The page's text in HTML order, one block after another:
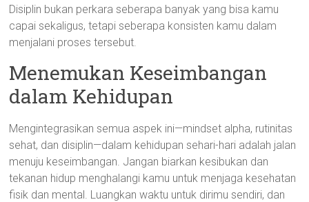
Disiplin bukan perkara seberapa banyak yang bisa kamu
capai sekaligus, tetapi seberapa konsisten kamu dalam
menjalani proses tersebut.
Menemukan Keseimbangan
dalam Kehidupan
Mengintegrasikan semua aspek ini—mindset alpha, rutinitas
sehat, dan disiplin—dalam kehidupan sehari-hari adalah jalan
menuju keseimbangan. Jangan biarkan kesibukan dan
tekanan hidup menghalangi kamu untuk menjaga kesehatan
fisik dan mental. Luangkan waktu untuk dirimu sendiri, dan